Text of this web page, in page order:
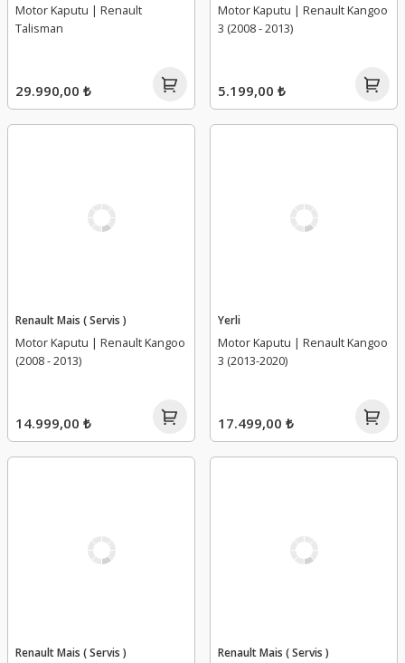
Motor Kaputu | Renault
Talisman
29.990,00 ₺
Motor Kaputu | Renault Kangoo
3 (2008 - 2013)
5.199,00 ₺
Renault Mais ( Servis )
Motor Kaputu | Renault Kangoo
(2008 - 2013)
14.999,00 ₺
Yerli
Motor Kaputu | Renault Kangoo
3 (2013-2020)
17.499,00 ₺
Renault Mais ( Servis ) Renault Mais ( Servis )